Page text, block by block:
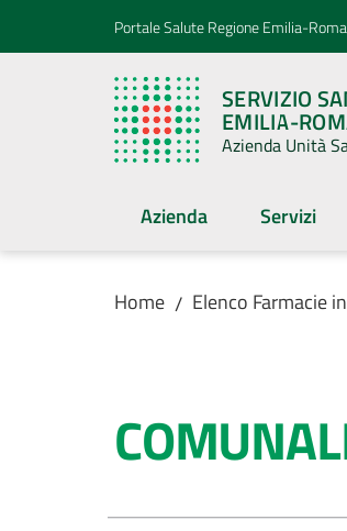
Vai al contenuto
Vai alla navigazionePortale Salute Regione Emilia-
SERVIZIO
EMILIA-
Azienda Unità
Azienda Servizi
Home / Elenco Farmacie